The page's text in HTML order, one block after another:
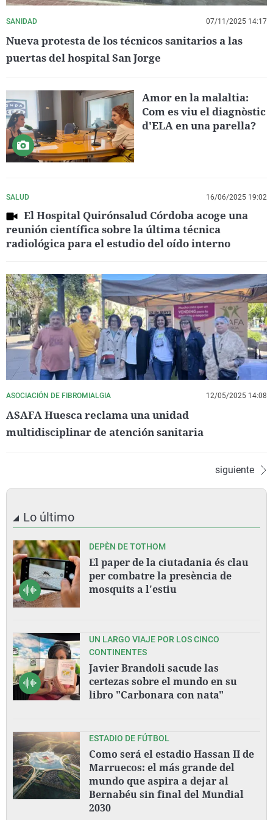
SANIDAD 07/11/2025 14:17
Nueva protesta de los técnicos sanitarios a las
puertas del hospital San Jorge
Amor en la malaltia:
Com es viu el diagnòstic
d'ELA en una parella?
SALUD 16/06/2025 19:02
El Hospital Quirónsalud Córdoba acoge una
reunión científica sobre la última técnica
radiológica para el estudio del oído interno
ASOCIACIÓN DE FIBROMIALGIA 12/05/2025 14:08
ASAFA Huesca reclama una unidad
multidisciplinar de atención sanitaria
siguiente
Lo último
DEPÈN DE TOTHOM
El paper de la ciutadania és clau
per combatre la presència de
mosquits a l'estiu
UN LARGO VIAJE POR LOS CINCO
CONTINENTES
Javier Brandoli sacude las
certezas sobre el mundo en su
libro "Carbonara con nata"
ESTADIO DE FÚTBOL
Como será el estadio Hassan II de
Marruecos: el más grande del
mundo que aspira a dejar al
Bernabéu sin final del Mundial
2030